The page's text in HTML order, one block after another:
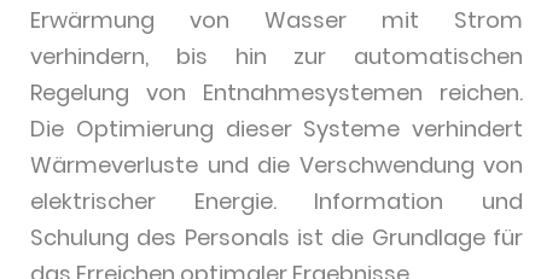
Erwärmung von Wasser mit Strom
verhindern, bis hin zur automatischen
Regelung von Entnahmesystemen reichen.
Die Optimierung dieser Systeme verhindert
Wärmeverluste und die Verschwendung von
elektrischer Energie. Information und
Schulung des Personals ist die Grundlage für